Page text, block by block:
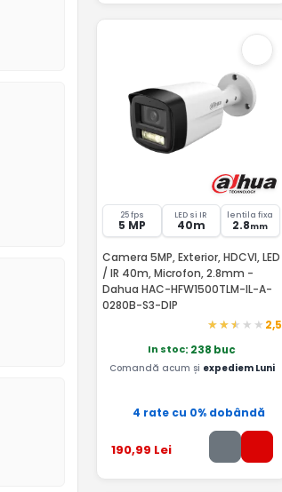
25 fps
5 MP
LED si IR
40m
lentila fixa
2.8mm
Camera 5MP, Exterior, HDCVI, LED
/ IR 40m, Microfon, 2.8mm -
Dahua HAC-HFW1500TLM-IL-A-
0280B-S3-DIP
2,5
In stoc: 238 buc
Comandă acum și expediem Luni
4 rate cu 0% dobândă
190,99 Lei